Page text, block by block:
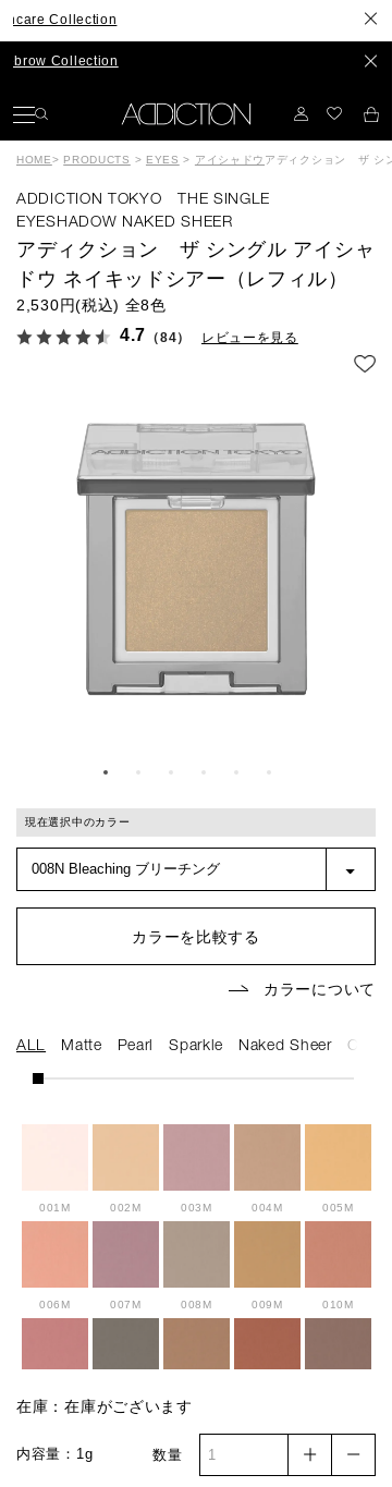
Collection
Collection
HOME> PRODUCTS > EYES > アイシャドウ アディクション ザ シ
ADDICTION TOKYO THE SINGLE
EYESHADOW NAKED SHEER
アディクション ザ シングル アイシャ
ドウ ネイキッドシアー（レフィル）
2,530円(税込) 全8色
4.7 （84） レビューを見る
現在選択中のカラー
カラーを比較する
カラーについて
ALL Matte Pearl Sparkle Naked Sheer Cream
001M 002M 003M 004M 005M
006M 007M 008M 009M 010M
011M 012M 013M
在庫：在庫がございます
内容量：1g 数量